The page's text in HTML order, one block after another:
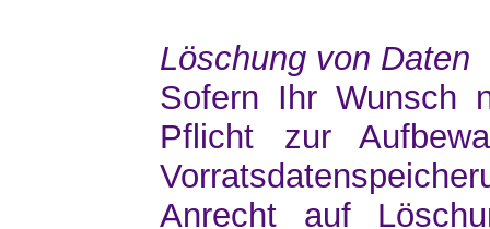
Löschung von Daten
Sofern Ihr Wunsch
Pflicht zur
Anrecht auf